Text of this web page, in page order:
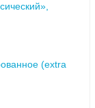
(extra